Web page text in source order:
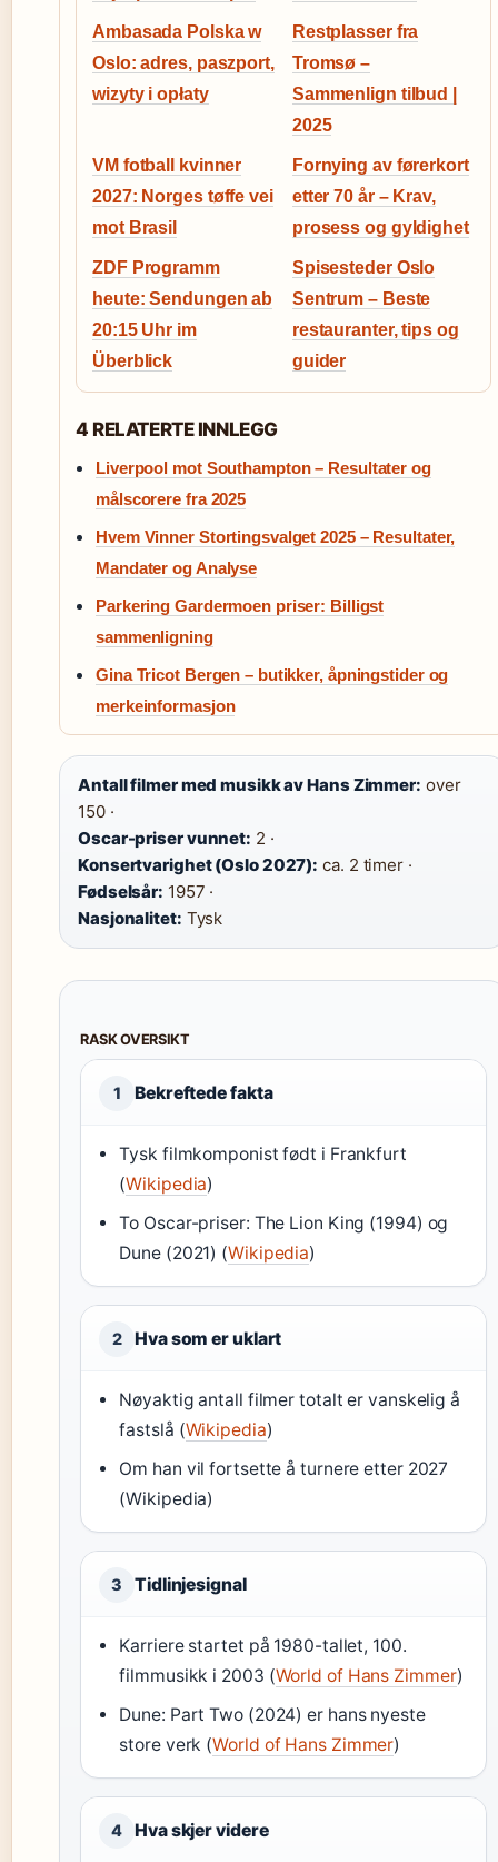
Ambasada Polska w
Oslo: adres, paszport,
wizyty i opłaty
Restplasser fra
Tromsø –
Sammenlign tilbud |
2025
VM fotball kvinner
2027: Norges tøffe vei
mot Brasil
Fornying av førerkort
etter 70 år – Krav,
prosess og gyldighet
ZDF Programm
heute: Sendungen ab
20:15 Uhr im
Überblick
Spisesteder Oslo
Sentrum – Beste
restauranter, tips og
guider
4 RELATERTE INNLEGG
Liverpool mot Southampton – Resultater og
målscorere fra 2025
Hvem Vinner Stortingsvalget 2025 – Resultater,
Mandater og Analyse
Parkering Gardermoen priser: Billigst
sammenligning
Gina Tricot Bergen – butikker, åpningstider og
merkeinformasjon
Antall filmer med musikk av Hans Zimmer: over
150 ·
Oscar-priser vunnet: 2 ·
Konsertvarighet (Oslo 2027): ca. 2 timer ·
Fødselsår: 1957 ·
Nasjonalitet: Tysk
RASK OVERSIKT
1 Bekreftede fakta
Tysk filmkomponist født i Frankfurt
(Wikipedia)
To Oscar-priser: The Lion King (1994) og
Dune (2021) (Wikipedia)
2 Hva som er uklart
Nøyaktig antall filmer totalt er vanskelig å
fastslå (Wikipedia)
Om han vil fortsette å turnere etter 2027
(Wikipedia)
3 Tidlinjesignal
Karriere startet på 1980-tallet, 100.
filmmusikk i 2003 (World of Hans Zimmer)
Dune: Part Two (2024) er hans nyeste
store verk (World of Hans Zimmer)
4 Hva skjer videre